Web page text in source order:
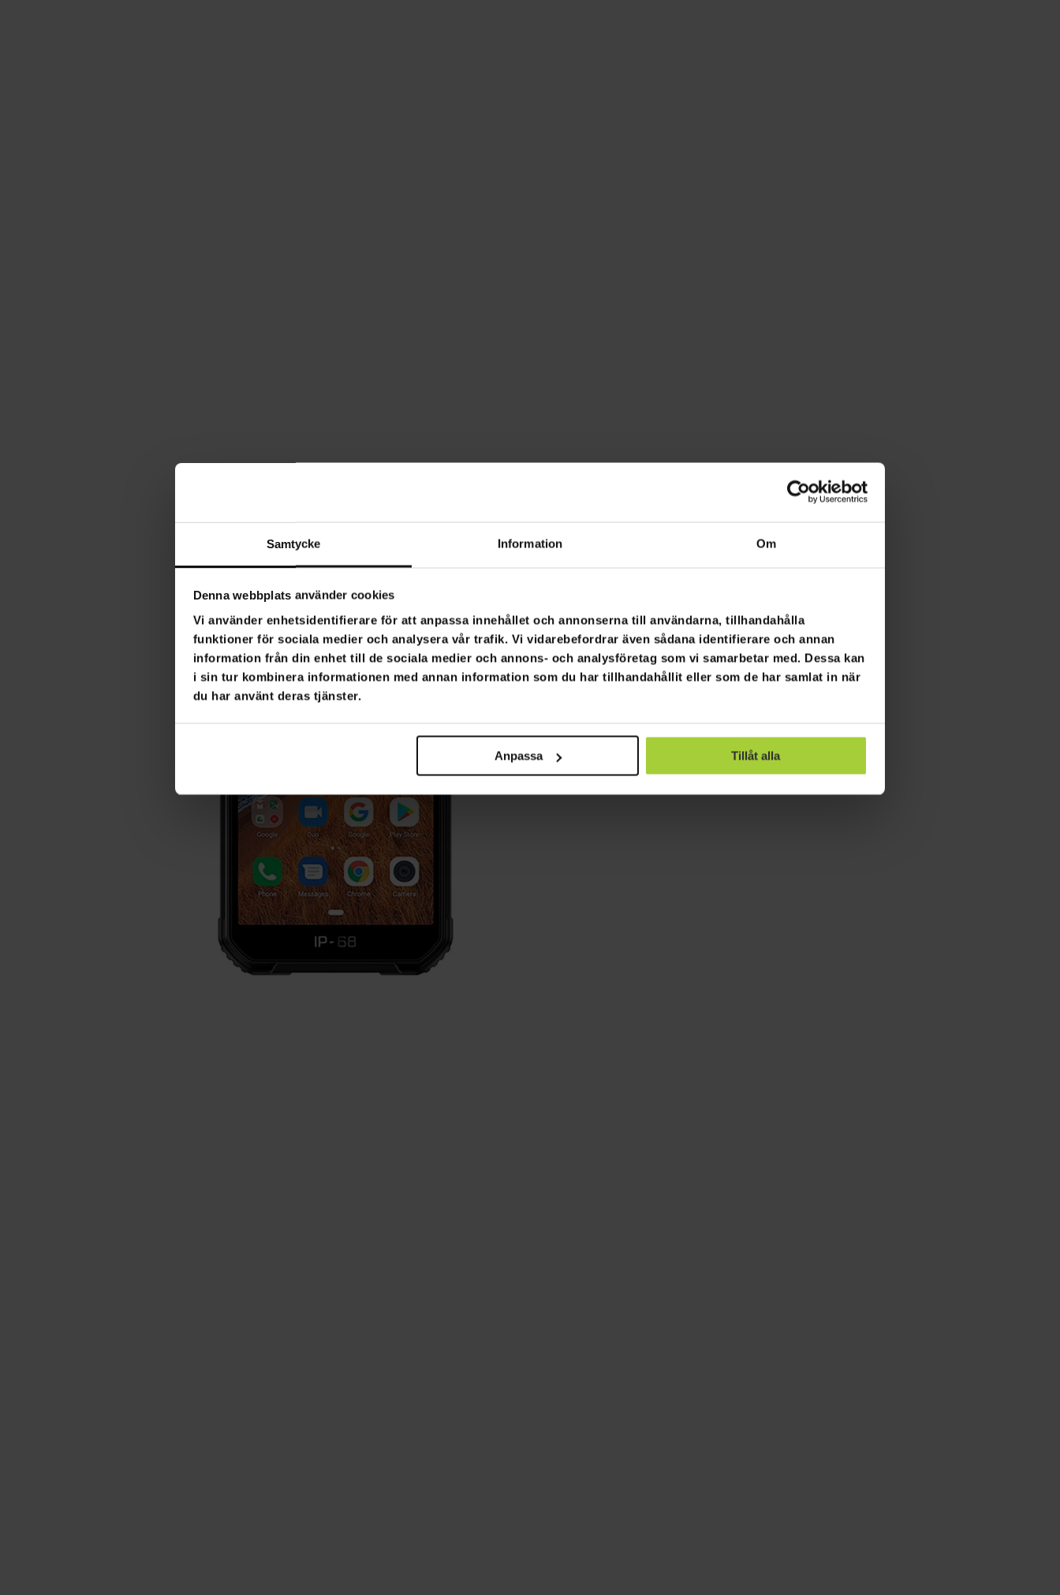
Samtycke Information Om
Denna webbplats använder cookies
Vi använder enhetsidentifierare för att anpassa innehållet och annonserna till användarna, tillhandahålla
funktioner för sociala medier och analysera vår trafik. Vi vidarebefordrar även sådana identifierare och annan
information från din enhet till de sociala medier och annons- och analysföretag som vi samarbetar med. Dessa kan
i sin tur kombinera informationen med annan information som du har tillhandahållit eller som de har samlat in när
du har använt deras tjänster.
Anpassa Tillåt alla